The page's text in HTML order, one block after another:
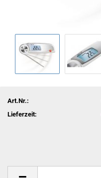
Art.Nr.:
Lieferzeit: